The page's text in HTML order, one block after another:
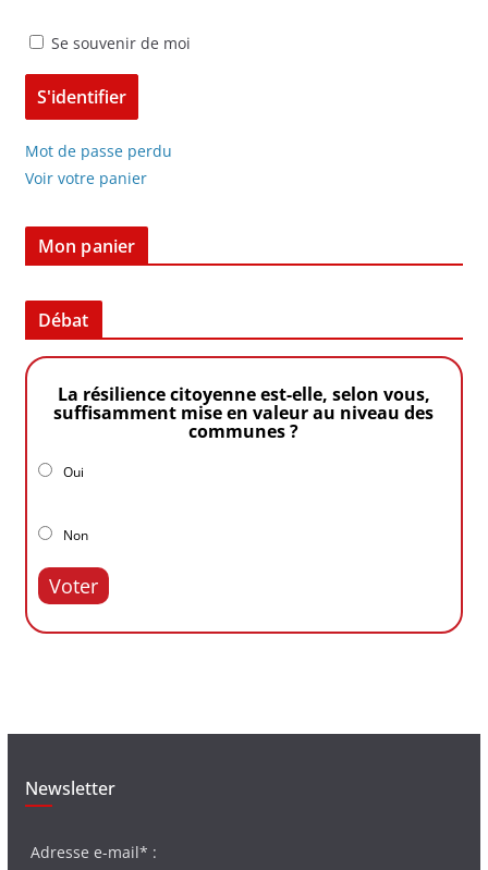
Se souvenir de moi
Mot de passe perdu
Voir votre panier
Mon panier
Débat
La résilience citoyenne est-elle, selon vous,
suffisamment mise en valeur au niveau des
communes ?
Oui
Non
Voter
Newsletter
Adresse e-mail* :